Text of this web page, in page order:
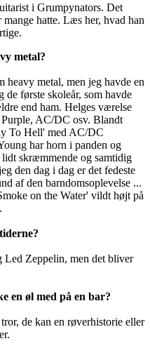
i Grumpynators. Det
hatte. Læs her, hvad han
metal?
heavy metal, men jeg havde en
de første skoleår, som havde
end ham. Helges værelse
AC/DC osv. Blandt
To Hell' med AC/DC
har horn i panden og
skræmmende og samtidig
den dag i dag er det fedeste
af den barndomsoplevelse ...
on the Water' vildt højt på
Led Zeppelin, men det bliver
en øl med på en bar?
de kan en røverhistorie eller